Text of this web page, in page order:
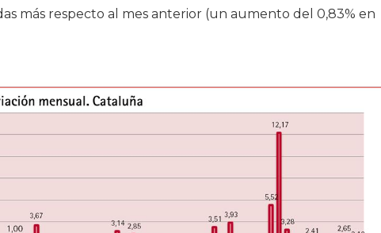
más respecto al mes anterior (un aumento del 0,83% en